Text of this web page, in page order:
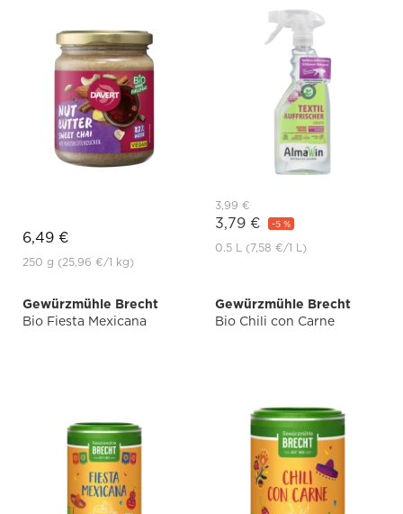
6,49 €
250 g (25,96 €/1 kg)
3,99 €
3,79 € -5 %
0.5 L (7,58 €/1 L)
Gewürzmühle Brecht
Bio Fiesta Mexicana
Gewürzmühle Brecht
Bio Chili con Carne